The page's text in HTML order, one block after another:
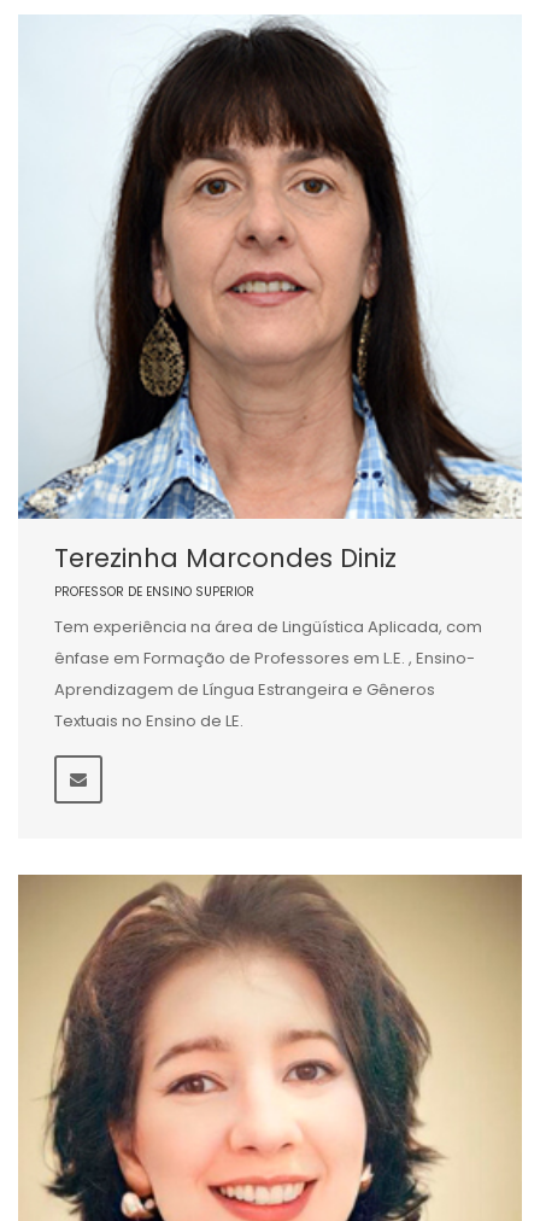
Terezinha Marcondes Diniz
PROFESSOR DE ENSINO SUPERIOR
Tem experiência na área de Lingüística Aplicada, com
ênfase em Formação de Professores em L.E. , Ensino-
Aprendizagem de Língua Estrangeira e Gêneros
Textuais no Ensino de LE.